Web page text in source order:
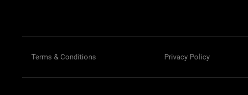
Terms & Conditions Privacy Policy